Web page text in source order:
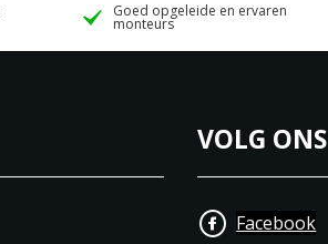
Goed opgeleide en ervaren
monteurs
VOLG ONS
Facebook